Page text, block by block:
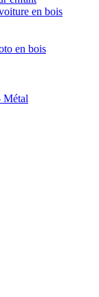
en bois
en bois
Métal